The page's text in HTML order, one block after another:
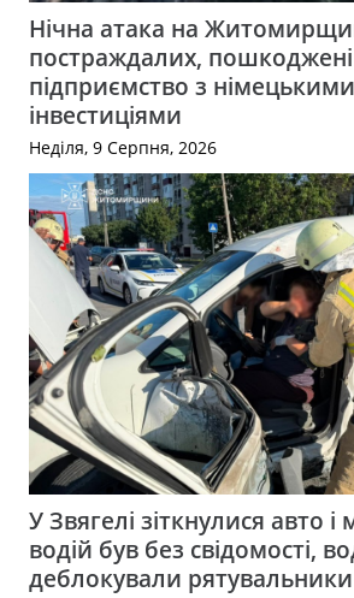
Нічна атака на
постраждалих,
підприємство з німецькими
інвестиціями
Неділя, 9 Серпня, 2026
У Звягелі зіткнулися авто
водій був без свідомості,
деблокували рятувальники